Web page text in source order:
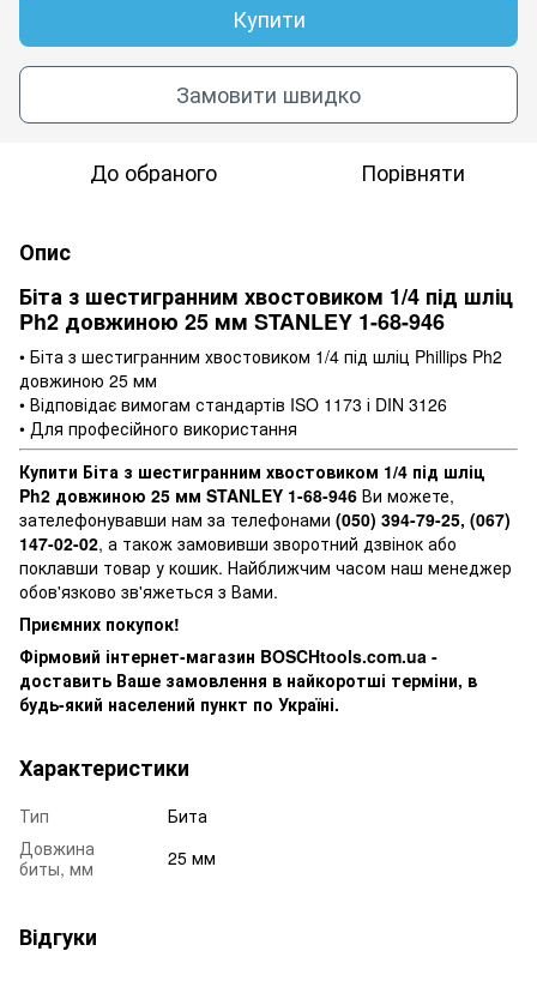
Купити
Замовити швидко
До обраного Порівняти
Опис
Біта з шестигранним хвостовиком 1/4 під шліц
Ph2 довжиною 25 мм STANLEY 1-68-946
• Біта з шестигранним хвостовиком 1/4 під шліц Phillips Ph2
довжиною 25 мм
• Відповідає вимогам стандартів ISO 1173 і DIN 3126
• Для професійного використання
Купити Біта з шестигранним хвостовиком 1/4 під шліц
Ph2 довжиною 25 мм STANLEY 1-68-946 Ви можете,
зателефонувавши нам за телефонами (050) 394-79-25, (067)
147-02-02, а також замовивши зворотний дзвінок або
поклавши товар у кошик. Найближчим часом наш менеджер
обов'язково зв'яжеться з Вами.
Приємних покупок!
Фірмовий інтернет-магазин BOSCHtools.com.ua -
доставить Ваше замовлення в найкоротші терміни, в
будь-який населений пункт по Україні.
Характеристики
Тип
Бита
Довжина
биты, мм
25 мм
Відгуки